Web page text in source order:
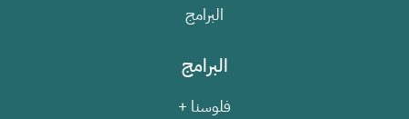
البرامج
البرامج
فلوسنا +